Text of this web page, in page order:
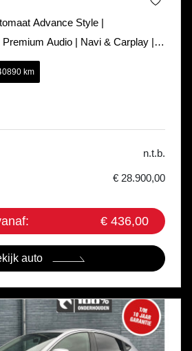
Advance Style |
Premium Audio | Navi & Carplay |
Stoel&Stu
km
n.t.b.
€ 28.900,00
€ 436,00
auto